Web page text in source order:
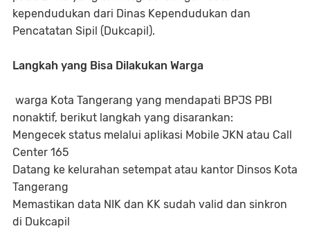
kependudukan dari Dinas Kependudukan dan
Pencatatan Sipil (Dukcapil).
Langkah yang Bisa Dilakukan Warga
warga Kota Tangerang yang mendapati BPJS PBI
nonaktif, berikut langkah yang disarankan:
Mengecek status melalui aplikasi Mobile JKN atau Call
Center 165
Datang ke kelurahan setempat atau kantor Dinsos Kota
Tangerang
Memastikan data NIK dan KK sudah valid dan sinkron
di Dukcapil